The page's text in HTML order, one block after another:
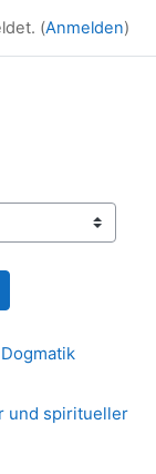
(Anmelden)
suchen
und spiritueller